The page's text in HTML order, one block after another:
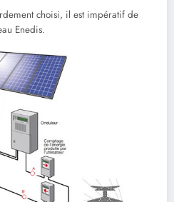
choisi, il est impératif de
Enedis.